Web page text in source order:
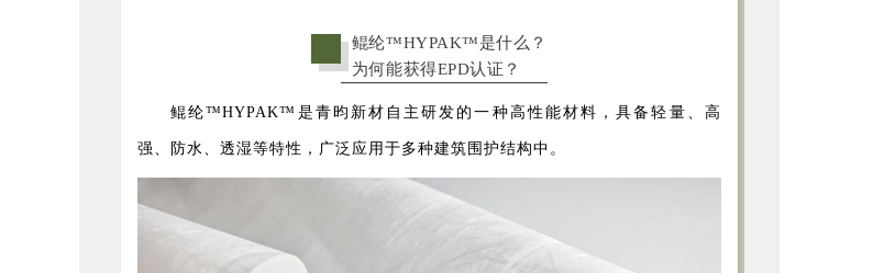
鲲纶™HYPAK™是什么？
为何能获得EPD认证？
鲲纶™HYPAK™是青昀新材自主研发的一种高性能材料，具备轻量、高
强、防水、透湿等特性，广泛应用于多种建筑围护结构中。